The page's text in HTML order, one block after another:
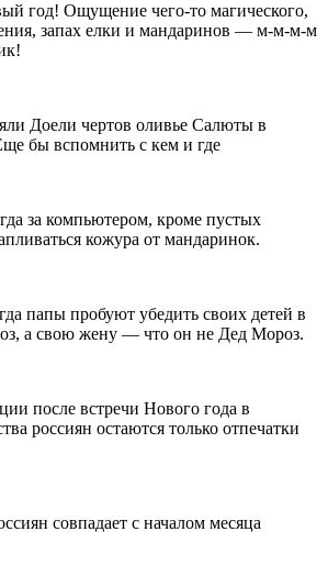
год! Ощущение чего-то магического,
запах елки и мандаринов — м-м-м-м
Доели чертов оливье Салюты в
бы вспомнить с кем и где
за компьютером, кроме пустых
кожура от мандаринок.
папы пробуют убедить своих детей в
а свою жену — что он не Дед Мороз.
после встречи Нового года в
россиян остаются только отпечатки
совпадает с началом месяца